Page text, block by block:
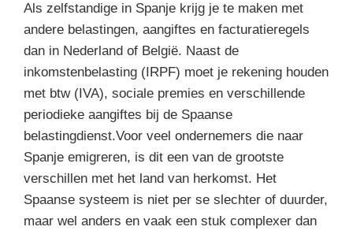
Als zelfstandige in Spanje krijg je te maken met
andere belastingen, aangiftes en facturatieregels
dan in Nederland of België. Naast de
inkomstenbelasting (IRPF) moet je rekening houden
met btw (IVA), sociale premies en verschillende
periodieke aangiftes bij de Spaanse
belastingdienst.Voor veel ondernemers die naar
Spanje emigreren, is dit een van de grootste
verschillen met het land van herkomst. Het
Spaanse systeem is niet per se slechter of duurder,
maar wel anders en vaak een stuk complexer dan